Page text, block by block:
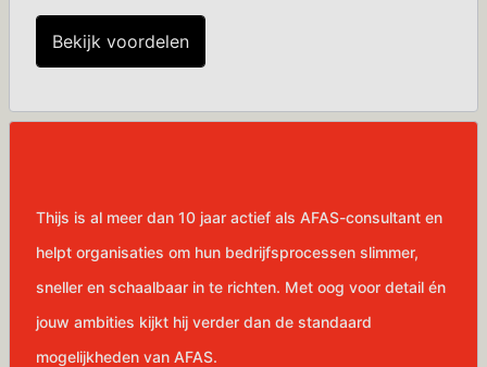
Bekijk voordelen
Thijs is al meer dan 10 jaar actief als AFAS-consultant en
helpt organisaties om hun bedrijfsprocessen slimmer,
sneller en schaalbaar in te richten. Met oog voor detail én
jouw ambities kijkt hij verder dan de standaard
mogelijkheden van AFAS.